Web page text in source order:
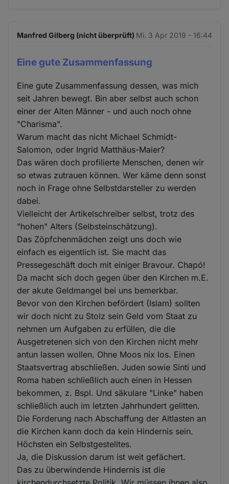
Manfred Gilberg (nicht überprüft) Mi. 3 Apr 2019 - 16:44
Eine gute Zusammenfassung
Eine gute Zusammenfassung dessen, was mich
seit Jahren bewegt. Bin aber selbst auch schon
einer der Alten Männer - und auch noch ohne
"Charisma".
Warum macht das nicht Michael Schmidt-
Salomon, oder Ingrid Matthäus-Maier?
Das wären doch profilierte Menschen, denen wir
so etwas zutrauen können. Wer käme denn sonst
noch in Frage ohne Selbstdarsteller zu werden
dabei.
Vielleicht der Artikelschreiber selbst, trotz des
"hohen" Alters (Selbsteinschätzung).
Das Zöpfchenmädchen zeigt uns doch wie
einfach es eigentlich ist. Sie macht das
Pressegeschäft doch mit einiger Bravour. Chapó!
Da macht sich doch gegen über den Kirchen m.E.
der akute Geldmangel bei uns bemerkbar.
Bevor von den Kirchen befördert (Islam) sollten
wir doch nicht zu Stolz sein Geld vom Staat zu
nehmen um Aufgaben zu erfüllen, die die
Ausgetretenen sich von den Kirchen nicht mehr
antun lassen wollen. Ohne Moos nix los. Einen
Staatsvertrag abschließen. Juden sowie Sinti und
Roma haben schließlich auch einen in Hessen
bekommen, z. Bspl. Und säkulare "Linke" haben
schließlich auch im letzten Jahrhundert gelitten.
Die Forderung nach Abschaffung der Altlasten an
die Kirchen kann doch da kein Hindernis sein.
Höchsten ein Selbstgestelltes.
Ja, die Diskussion darum ist weit gefächert.
Das zu überwindende Hindernis ist die